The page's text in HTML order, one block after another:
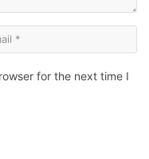
for the next time I